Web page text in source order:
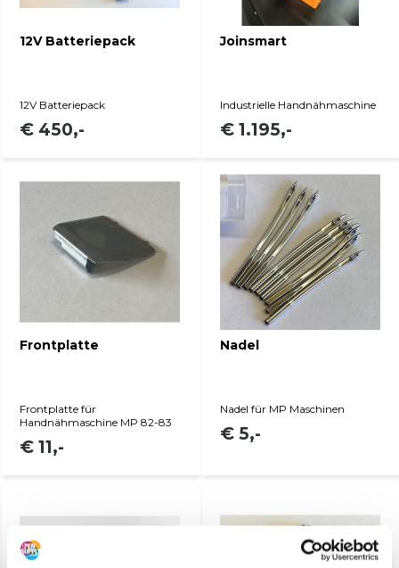
12V Batteriepack
12V Batteriepack
€ 450,-
Joinsmart
Industrielle Handnähmaschine
€ 1.195,-
Frontplatte
Frontplatte für
Handnähmaschine MP 82-83
€ 11,-
Nadel
Nadel für MP Maschinen
€ 5,-
Produkt anzeigen
Produkt anzeigen Produkt anzeigen